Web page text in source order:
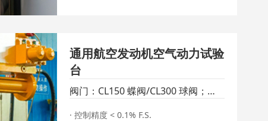
·  所有密封件采用能与磷酸酯抗燃油相容
的材料
通用航空发动机空气动力试验
台
阀门：CL150 蝶阀/CL300 球阀；执
· 控制精度 < 0.1% F.S.